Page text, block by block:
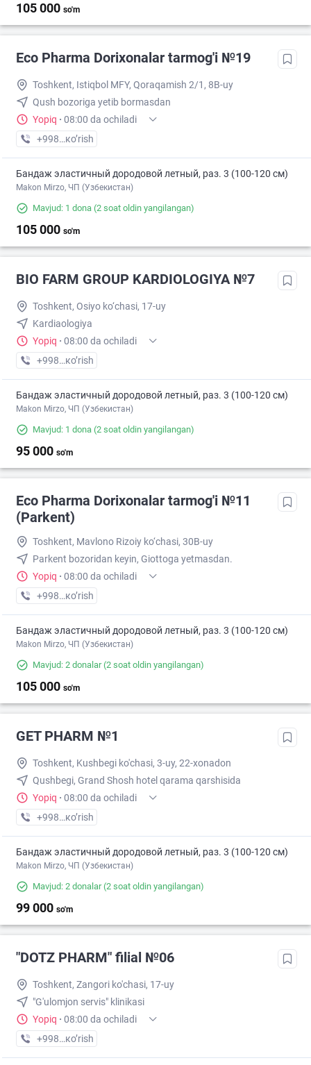
105 000 so'm
Eco Pharma Dorixonalar tarmog'i №19
Toshkent, Istiqbol MFY, Qoraqamish 2/1, 8B-uy
Qush bozoriga yetib bormasdan
Yopiq · 08:00 da ochiladi
+998 (55) XXX-XX-XX
кo’rish
Бандаж эластичный дородовой летный, раз. 3 (100-120 см)
Makon Mirzo, ЧП (Узбекистан)
Mavjud: 1 dona (2 soat oldin yangilangan)
105 000 so'm
BIO FARM GROUP KARDIOLOGIYA №7
Toshkent, Osiyo ko‘chasi, 17-uy
Kardiaologiya
Yopiq · 08:00 da ochiladi
+998 (95) XXX-XX-XX
кo’rish
Бандаж эластичный дородовой летный, раз. 3 (100-120 см)
Makon Mirzo, ЧП (Узбекистан)
Mavjud: 1 dona (2 soat oldin yangilangan)
95 000 so'm
Eco Pharma Dorixonalar tarmog'i №11
(Parkent)
Toshkent, Mavlono Rizoiy ko‘chasi, 30B-uy
Parkent bozoridan keyin, Giottoga yetmasdan.
Yopiq · 08:00 da ochiladi
+998 (55) XXX-XX-XX
кo’rish
Бандаж эластичный дородовой летный, раз. 3 (100-120 см)
Makon Mirzo, ЧП (Узбекистан)
Mavjud: 2 donalar(2 soat oldin yangilangan)
105 000 so'm
GET PHARM №1
Toshkent, Kushbegi ko'chasi, 3-uy, 22-xonadon
Qushbegi, Grand Shosh hotel qarama qarshisida
Yopiq · 08:00 da ochiladi
+998 (90) XXX-XX-XX
кo’rish
Бандаж эластичный дородовой летный, раз. 3 (100-120 см)
Makon Mirzo, ЧП (Узбекистан)
Mavjud: 2 donalar(2 soat oldin yangilangan)
99 000 so'm
"DOTZ PHARM" filial №06
Toshkent, Zangori ko'chasi, 17-uy
"G'ulomjon servis" klinikasi
Yopiq · 08:00 da ochiladi
+998 (77) XXX-XX-XX
кo’rish